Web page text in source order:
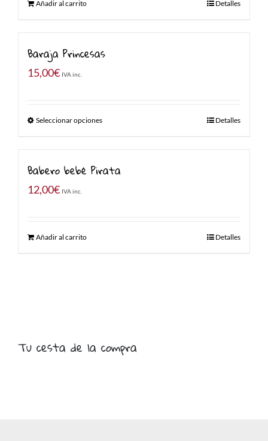
Añadir al carrito Detalles
Baraja Princesas
15,00€ IVA inc.
Seleccionar opciones Detalles
Babero bebé Pirata
12,00€ IVA inc.
Añadir al carrito Detalles
Tu cesta de la compra